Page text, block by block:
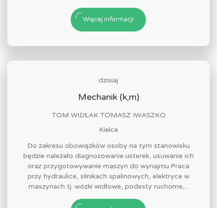
Więcej informacji
dzisiaj
Mechanik (k,m)
TOM WIDŁAK TOMASZ IWASZKO
Kielce
Do zakresu obowiązków osoby na tym stanowisku
będzie należało diagnozowanie usterek, usuwanie ich
oraz przygotowywanie maszyn do wynajmu.Praca
przy hydraulice, silnikach spalinowych, elektryce w
maszynach tj. wózki widłowe, podesty ruchome,...